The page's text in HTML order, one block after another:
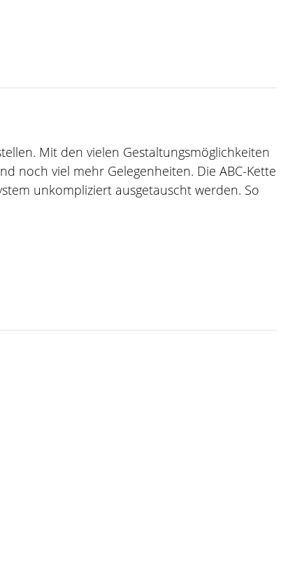
Mit den vielen Gestaltungsmöglichkeiten
noch viel mehr Gelegenheiten. Die ABC-Kette
unkompliziert ausgetauscht werden. So